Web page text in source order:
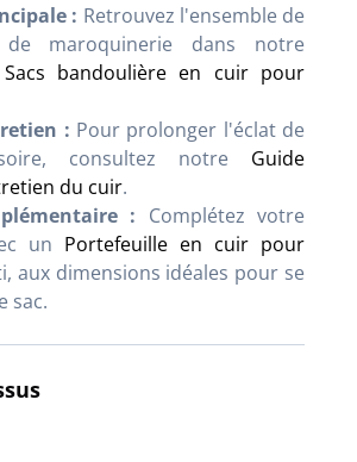
: Retrouvez l'ensemble de
maroquinerie dans notre
Sacs bandoulière en cuir pour
: Pour prolonger l'éclat de
consultez notre Guide
du cuir.
: Complétez votre
un Portefeuille en cuir pour
aux dimensions idéales pour se
sac.